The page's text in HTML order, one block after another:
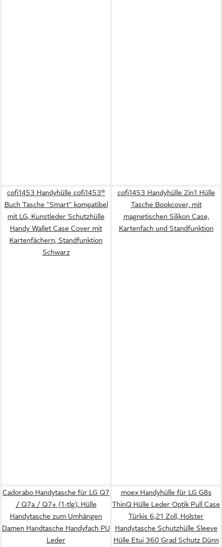
cofi1453 Handyhülle cofi1453®
Buch Tasche "Smart" kompatibel
mit LG, Kunstleder Schutzhülle
Handy Wallet Case Cover mit
Kartenfächern, Standfunktion
Schwarz
cofi1453 Handyhülle 2in1 Hülle
Tasche Bookcover, mit
magnetischen Silikon Case,
Kartenfach und Standfunktion
Cadorabo Handytasche für LG Q7
/ Q7a / Q7+ (1-tlg), Hülle
Handytasche zum Umhängen
Damen Handtasche Handyfach PU
Leder
moex Handyhülle für LG G8s
ThinQ Hülle Leder Optik Pull Case
Türkis 6,21 Zoll, Holster
Handytasche Schutzhülle Sleeve
Hülle Etui 360 Grad Schutz Dünn